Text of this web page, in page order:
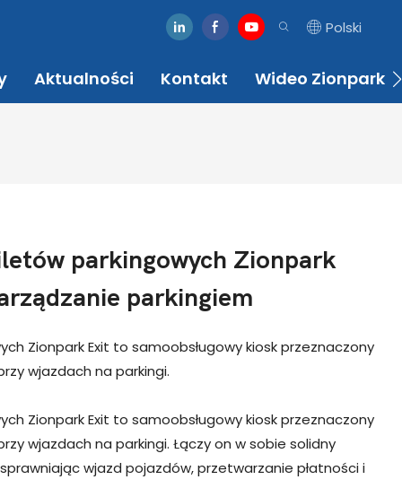
Polski
Aktualności Kontakt Wideo Zionpark
parkingowych Zionpark
parkingiem
Zionpark Exit to samoobsługowy kiosk przeznaczony
wjazdach na parkingi.
Zionpark Exit to samoobsługowy kiosk przeznaczony
wjazdach na parkingi. Łączy on w sobie solidny
wjazd pojazdów, przetwarzanie płatności i